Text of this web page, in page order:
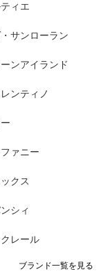
ィエ
サンローラン
ンアイランド
ンティノ
ァニー
クス
シィ
レール
ブランド一覧を見る